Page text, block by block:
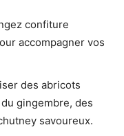
confiture
accompagner vos
des abricots
gingembre, des
savoureux.